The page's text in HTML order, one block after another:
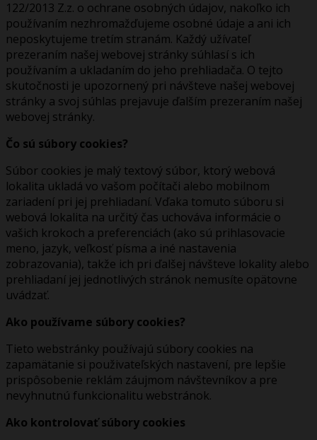
122/2013 Z.z. o ochrane osobných údajov, nakoľko ich
používaním nezhromažďujeme osobné údaje a ani ich
neposkytujeme tretím stranám. Každý užívateľ
prezeraním našej webovej stránky súhlasí s ich
používaním a ukladaním do jeho prehliadača. O tejto
skutočnosti je upozornený pri návšteve našej webovej
stránky a svoj súhlas prejavuje ďalším prezeraním našej
webovej stránky.
Čo sú súbory cookies?
Súbor cookies je malý textový súbor, ktorý webová
lokalita ukladá vo vašom počítači alebo mobilnom
zariadení pri jej prehliadaní. Vďaka tomuto súboru si
webová lokalita na určitý čas uchováva informácie o
vašich krokoch a preferenciách (ako sú prihlasovacie
meno, jazyk, veľkosť písma a iné nastavenia
zobrazovania), takže ich pri ďalšej návšteve lokality alebo
prehliadaní jej jednotlivých stránok nemusíte opätovne
uvádzať.
Ako používame súbory cookies?
Tieto webstránky používajú súbory cookies na
zapamätanie si použivateľských nastavení, pre lepšie
prispôsobenie reklám záujmom návštevníkov a pre
nevyhnutnú funkcionalitu webstránok.
Ako kontrolovať súbory cookies